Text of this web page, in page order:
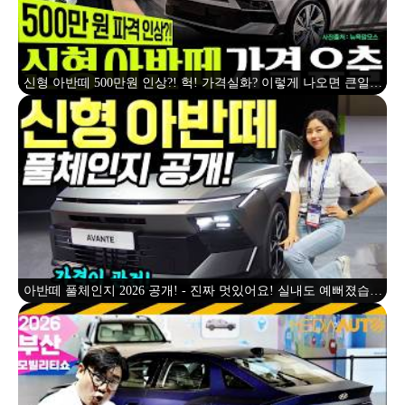
신형 아반떼 500만원 인상?! 헉! 가격실화? 이렇게 나오면 큰일납
니다
아반떼 풀체인지 2026 공개! - 진짜 멋있어요! 실내도 예뻐졌습니
다! 가격이 관건이네요!